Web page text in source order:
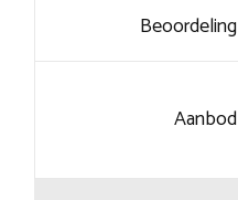
Beoordeling
Aanbod